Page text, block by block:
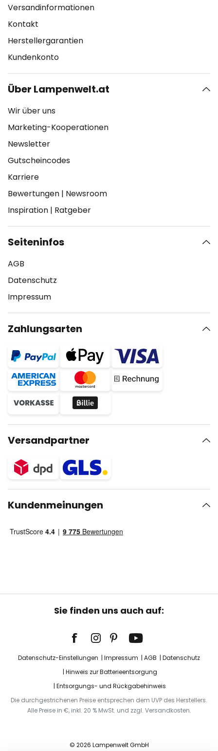
Versandinformationen
Kontakt
Herstellergarantien
Kundenkonto
Über Lampenwelt.at
Wir über uns
Marketing-Kooperationen
Newsletter
Gutscheincodes
Karriere
Bewertungen | Newsroom
Inspiration | Ratgeber
Seiteninfos
AGB
Datenschutz
Impressum
Zahlungsarten
Versandpartner
Kundenmeinungen
Sie finden uns auch auf:
Datenschutz-Einstellungen Impressum AGB
Datenschutz
Hinweis zur Batterieentsorgung
Entsorgungs- und Rückgabehinweis
Die durchgestrichenen Preise entsprechen dem UVP des Herstellers.
Alle Preise in €, inkl. 20 % MwSt. und zzgl. Versandkosten.
© 2026 Lampenwelt GmbH